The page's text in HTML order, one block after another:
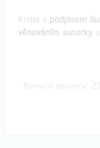
Kniha s podpisem
věnováním autorky